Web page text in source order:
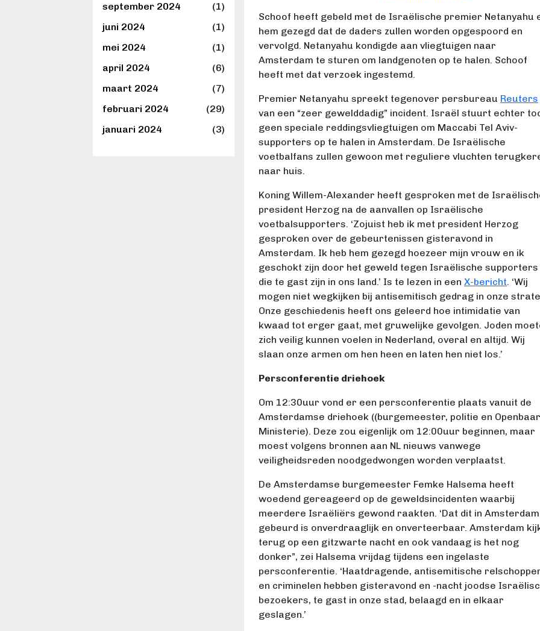
september 2024
(1)
juni 2024
(1)
mei 2024
(1)
april 2024
(6)
maart 2024
(7)
februari 2024
(29)
januari 2024
(3)
Schoof heeft gebeld met de Israëlische premier Netanyahu
hem gezegd dat de daders zullen worden opgespoord en
vervolgd. Netanyahu kondigde aan vliegtuigen naar
Amsterdam te sturen om landgenoten op te halen. Schoof
heeft met dat verzoek ingestemd.
Premier Netanyahu spreekt tegenover persbureau Reuters
van een “zeer gewelddadig” incident. Israël stuurt echter
geen speciale reddingsvliegtuigen om Maccabi Tel Aviv-
supporters op te halen in Amsterdam. De Israëlische
voetbalfans zullen gewoon met reguliere vluchten
naar huis.
Koning Willem-Alexander heeft gesproken met de
president Herzog na de aanvallen op Israëlische
voetbalsupporters. ‘Zojuist heb ik met president Herzog
gesproken over de gebeurtenissen gisteravond in
Amsterdam. Ik heb hem gezegd hoezeer mijn vrouw en ik
geschokt zijn door het geweld tegen Israëlische supporters
die te gast zijn in ons land.’ Is te lezen in een X-bericht. ‘Wij
mogen niet wegkijken bij antisemitisch gedrag in onze
Onze geschiedenis heeft ons geleerd hoe intimidatie van
kwaad tot erger gaat, met gruwelijke gevolgen. Joden
zich veilig kunnen voelen in Nederland, overal en altijd. Wij
slaan onze armen om hen heen en laten hen niet los.’
Persconferentie driehoek
Om 12:30uur vond er een persconferentie plaats vanuit de
Amsterdamse driehoek ((burgemeester, politie en Openbaar
Ministerie). Deze zou eigenlijk om 12:00uur beginnen, maar
moest volgens bronnen aan NL nieuws vanwege
veiligheidsreden noodgedwongen worden verplaatst.
De Amsterdamse burgemeester Femke Halsema heeft
woedend gereageerd op de geweldsincidenten waarbij
meerdere Israëliërs gewond raakten. ‘Dat dit in
gebeurd is onverdraaglijk en onverteerbaar. Amsterdam
terug op een gitzwarte nacht en ook vandaag is het nog
donker”, zei Halsema vrijdag tijdens een ingelaste
persconferentie. ‘Haatdragende, antisemitische
en criminelen hebben gisteravond en -nacht joodse
bezoekers, te gast in onze stad, belaagd en in elkaar
geslagen.’